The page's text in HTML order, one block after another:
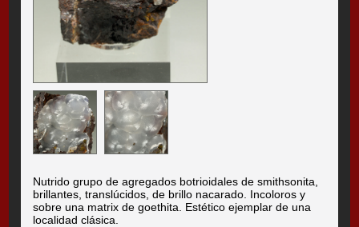
Nutrido grupo de agregados botrioidales de smithsonita,
brillantes, translúcidos, de brillo nacarado. Incoloros y
sobre una matrix de goethita. Estético ejemplar de una
localidad clásica.